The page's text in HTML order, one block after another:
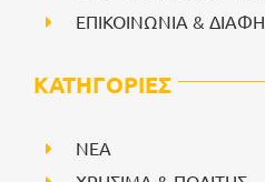
ΕΠΙΚΟΙΝΩΝΙΑ &
ΚΑΤΗΓΟΡΙΕΣ
NEA